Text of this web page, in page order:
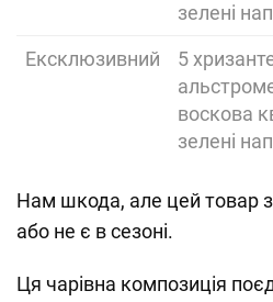
зелені
Ексклюзивний
5
воскова
зелені
Нам шкода, але цей товар
або не є в сезоні.
Ця чарівна композиція